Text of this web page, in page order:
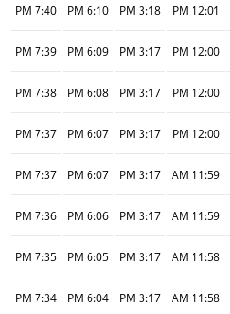
12:01 PM
3:18 PM
6:10 PM
7:40 PM
12:00 PM
3:17 PM
6:09 PM
7:39 PM
12:00 PM
3:17 PM
6:08 PM
7:38 PM
12:00 PM
3:17 PM
6:07 PM
7:37 PM
11:59 AM
3:17 PM
6:07 PM
7:37 PM
11:59 AM
3:17 PM
6:06 PM
7:36 PM
11:58 AM
3:17 PM
6:05 PM
7:35 PM
11:58 AM
3:17 PM
6:04 PM
7:34 PM